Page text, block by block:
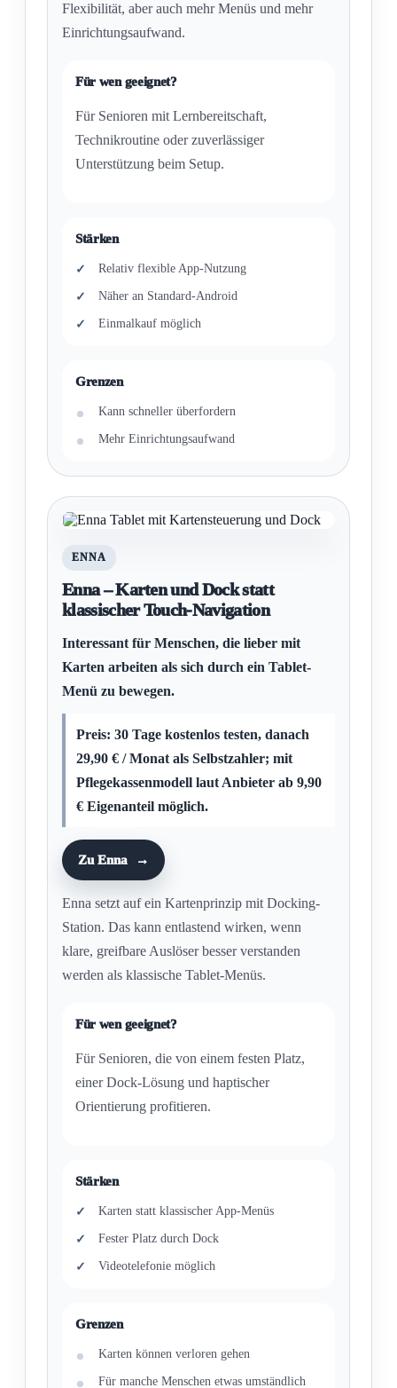
Flexibilität, aber auch mehr Menüs und mehr
Einrichtungsaufwand.
Für wen geeignet?
Für Senioren mit Lernbereitschaft,
Technikroutine oder zuverlässiger
Unterstützung beim Setup.
Stärken
Relativ flexible App-Nutzung
Näher an Standard-Android
Einmalkauf möglich
Grenzen
Kann schneller überfordern
Mehr Einrichtungsaufwand
ENNA
Enna – Karten und Dock statt
klassischer Touch-Navigation
Interessant für Menschen, die lieber mit
Karten arbeiten als sich durch ein Tablet-
Menü zu bewegen.
Preis: 30 Tage kostenlos testen, danach
29,90 € / Monat als Selbstzahler; mit
Pflegekassenmodell laut Anbieter ab 9,90
€ Eigenanteil möglich.
Zu Enna
Enna setzt auf ein Kartenprinzip mit Docking-
Station. Das kann entlastend wirken, wenn
klare, greifbare Auslöser besser verstanden
werden als klassische Tablet-Menüs.
Für wen geeignet?
Für Senioren, die von einem festen Platz,
einer Dock-Lösung und haptischer
Orientierung profitieren.
Stärken
Karten statt klassischer App-Menüs
Fester Platz durch Dock
Videotelefonie möglich
Grenzen
Karten können verloren gehen
Für manche Menschen etwas umständlich